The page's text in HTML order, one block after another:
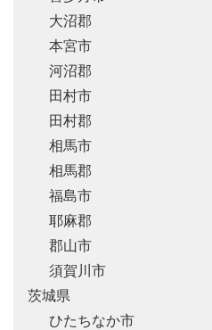
大沼郡
本宮市
河沼郡
田村市
田村郡
相馬市
相馬郡
福島市
耶麻郡
郡山市
須賀川市
茨城県
ひたちなか市